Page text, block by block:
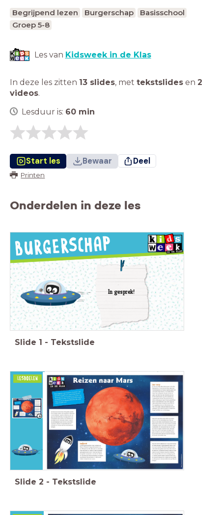
Begrijpend lezen Burgerschap
Basisschool
Groep 5-8
Les van Kidsweek in de Klas
In deze les zitten 13 slides, met tekstslides en 2
videos.
Lesduur is: 60 min
Start les Bewaar Deel
Printen
Onderdelen in deze les
In gesprek!
Slide 1 - Tekstslide
Ik kan mijnmening geven en uitleggen
wanneer ik hierover wordt bevraagd.
Gespreksregel:Ik stel open vragen.
Slide 2 - Tekstslide